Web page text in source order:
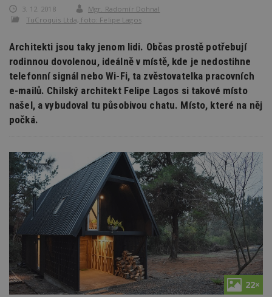
3. 12. 2018
Mgr. Radomír Dohnal
TuCroquis Ltda, foto: Felipe Lagos
Architekti jsou taky jenom lidi. Občas prostě potřebují
rodinnou dovolenou, ideálně v místě, kde je nedostihne
telefonní signál nebo Wi-Fi, ta zvěstovatelka pracovních
e-mailů. Chilský architekt Felipe Lagos si takové místo
našel, a vybudoval tu působivou chatu. Místo, které na něj
počká.
22×